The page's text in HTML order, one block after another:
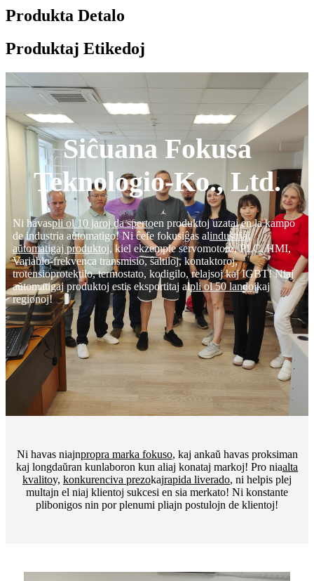
Produkta Detalo
Produktaj Etikedoj
Siĉuana Fokusa
Teknologio-Ko., Ltd.
Ni havaspli ol 10 jaroj da spertoen produktoj uzataj en la kampo
de industria aŭtomatigo! Ni ĉefe fokusiĝas alindustriaj
aŭtomatigaj produktoj, kiel ekzemple servomotoro, PLC, HMI,
Variablo-frekvenca transmisio, ŝaltiloj, kontaktoroj,
trotensioprotektilo, termostato, kodigilo, relajsoj kaj IGBT! Niaj
aŭtomatigaj produktoj estis eksportitaj alpli ol 50 landojkaj
regionoj!
Ni havas niajnpropra marka fokuso, kaj ankaŭ havas proksiman
kaj longdaŭran kunlaboron kun aliaj konataj markoj! Pro niaalta
kvalitoy, konkurenciva prezokajrapida liverado, ni helpis plej
multajn el niaj klientoj sukcesi en sia merkato! Ni konstante
plibonigos nin por plenumi pliajn postulojn de klientoj!